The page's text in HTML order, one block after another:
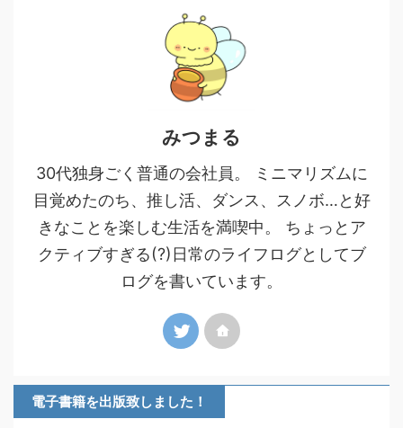
みつまる
30代独身ごく普通の会社員。 ミニマリズムに
目覚めたのち、推し活、ダンス、スノボ…と好
きなことを楽しむ生活を満喫中。 ちょっとア
クティブすぎる(?)日常のライフログとしてブ
ログを書いています。
電子書籍を出版致しました！